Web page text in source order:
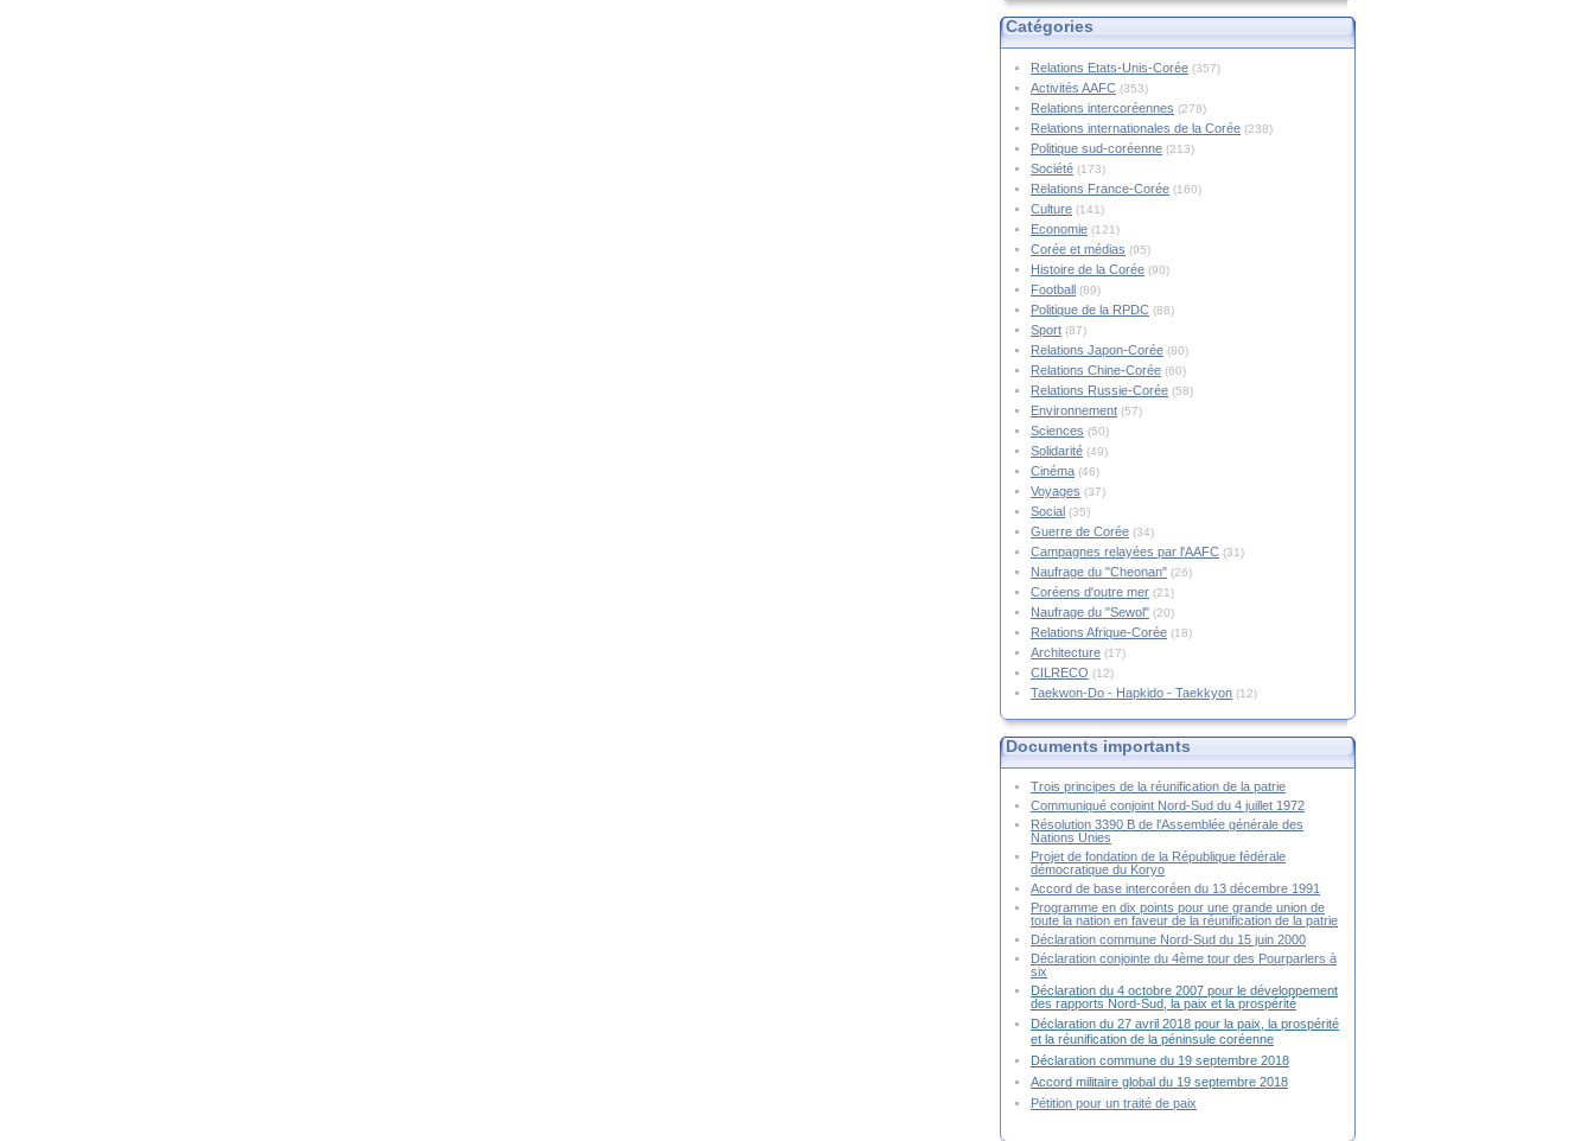
Catégories
Relations Etats-Unis-Corée (357)
Activités AAFC (353)
Relations intercoréennes (278)
Relations internationales de la Corée (238)
Politique sud-coréenne (213)
Société (173)
Relations France-Corée (160)
Culture (141)
Economie (121)
Corée et médias (95)
Histoire de la Corée (90)
Football (89)
Politique de la RPDC (88)
Sport (87)
Relations Japon-Corée (80)
Relations Chine-Corée (60)
Relations Russie-Corée (58)
Environnement (57)
Sciences (50)
Solidarité (49)
Cinéma (46)
Voyages (37)
Social (35)
Guerre de Corée (34)
Campagnes relayées par l'AAFC (31)
Naufrage du "Cheonan" (26)
Coréens d'outre mer (21)
Naufrage du "Sewol" (20)
Relations Afrique-Corée (18)
Architecture (17)
CILRECO (12)
Taekwon-Do - Hapkido - Taekkyon (12)
Documents importants
Trois principes de la réunification de la patrie
Communiqué conjoint Nord-Sud du 4 juillet 1972
Résolution 3390 B de l'Assemblée générale des
Nations Unies
Projet de fondation de la République fédérale
démocratique du Koryo
Accord de base intercoréen du 13 décembre 1991
Programme en dix points pour une grande union de
toute la nation en faveur de la réunification de la patrie
Déclaration commune Nord-Sud du 15 juin 2000
Déclaration conjointe du 4ème tour des Pourparlers à
six
Déclaration du 4 octobre 2007 pour le développement
des rapports Nord-Sud, la paix et la prospérité
Déclaration du 27 avril 2018 pour la paix, la prospérité
et la réunification de la péninsule coréenne
Déclaration commune du 19 septembre 2018
Accord militaire global du 19 septembre 2018
Pétition pour un traité de paix